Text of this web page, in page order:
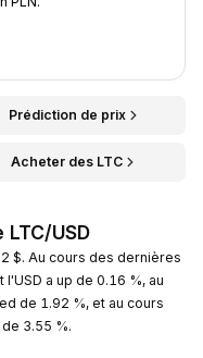
Prédiction de prix
Acheter des LTC
USD
$. Au cours des dernières
a up de 0.16 %, au
de 1.92 %, et au cours
3.55 %.